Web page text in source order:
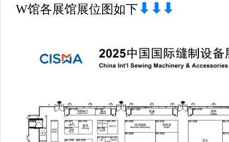
W馆各展馆展位图如下⬇⬇⬇